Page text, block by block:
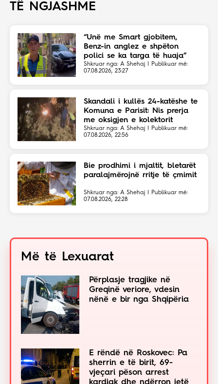
TË NGJASHME
“Unë me Smart gjobitem,
Benz-in anglez e shpëton
polici se ka targa të huaja”
Shkruar nga: A Shehaj | Publikuar më:
07.08.2026, 23:27
Skandali i kullës 24-katëshe te
Komuna e Parisit: Nis prerja
me oksigjen e kolektorit
magjistral në fshehtësi
Shkruar nga: A Shehaj | Publikuar më:
07.08.2026, 22:56
Bie prodhimi i mjaltit, bletarët
paralajmërojnë rritje të çmimit
Shkruar nga: A Shehaj | Publikuar më:
07.08.2026, 22:28
Më të Lexuarat
Përplasje tragjike në
Greqinë veriore, vdesin
nënë e bir nga Shqipëria
E rëndë në Roskovec: Pa
sherrin e të birit, 69-
vjeçari pëson arrest